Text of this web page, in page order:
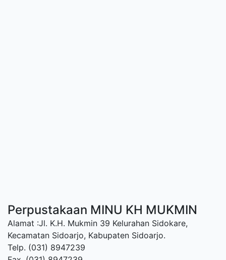
Perpustakaan MINU KH MUKMIN
Alamat :Jl. K.H. Mukmin 39 Kelurahan Sidokare,
Kecamatan Sidoarjo, Kabupaten Sidoarjo.
Telp. (031) 8947239